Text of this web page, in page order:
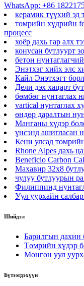
WhatsApp: +86
керамик түүхий эд
төмрийн хүдрийн
процесс
хоёр дахь гар алх
конусан бутлуурт
бетон
Энэтхэг хийх элс
Кайл Энэтхэгт
Дели дэх хацарт
бөмбөг нунтаглах
vartical нунтаглах
өндөр даралтын
Манганы хүдэр
үнсэнд ашигласан
Кени улсад
Rhone Alpes дахь
Beneficio Carbon
Махавир 32х8
чулуу бутлуурын
Филиппинд
Уул уурхайн
Шийдэл
Барилгын дахин
Төмрийн хүдэр
Мөнгөн уул
Бүтээгдэхүүн